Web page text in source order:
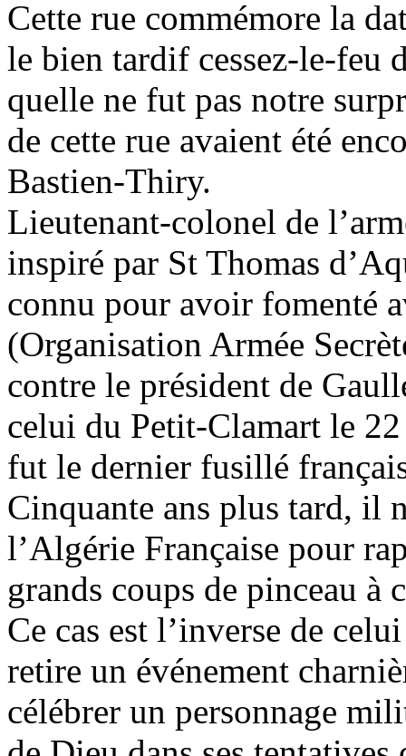
Cette rue commémore la
le bien tardif cessez-le-feu
quelle ne fut pas notre
de cette rue avaient été
Bastien-Thiry.
Lieutenant-colonel de
inspiré par St Thomas
connu pour avoir fomenté
(Organisation Armée
contre le président de
celui du Petit-Clamart le
fut le dernier fusillé
Cinquante ans plus tard, il
l’Algérie Française pour
grands coups de pinceau à
Ce cas est l’inverse de
retire un événement
célébrer un personnage